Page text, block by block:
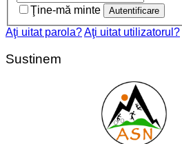
Ţine-mă minte
Aţi uitat parola?Aţi uitat utilizatorul?
Sustinem